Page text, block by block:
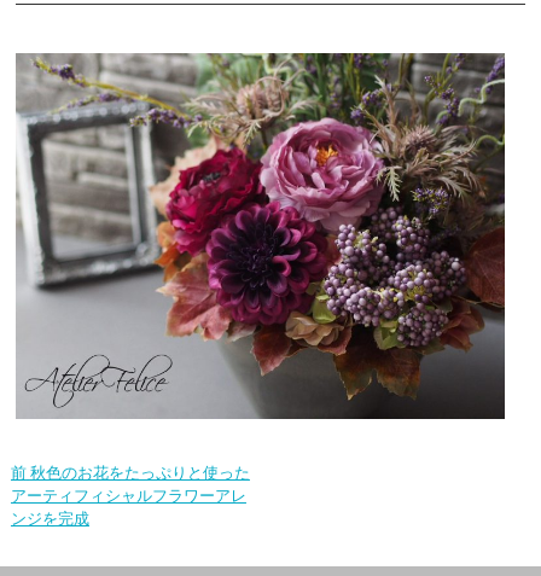
前 秋色のお花をたっぷりと使った
アーティフィシャルフラワーアレ
ンジを完成